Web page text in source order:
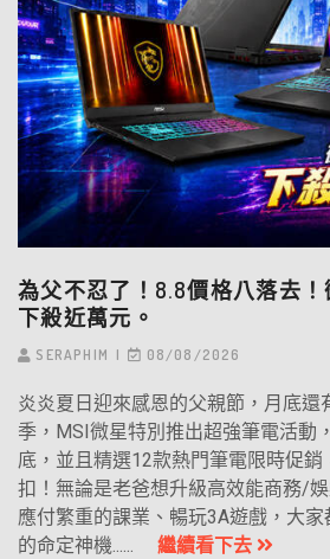
為父不忍了！8.8價格八落去
下殺近萬元。
SERAPHIM 08/08/2026
炎炎夏日迎來感恩的父親節，月底還
季，MSI微星特別推出超強筆電活動
底，並且精選12款熱門筆電限時促
扣！無論是老爸想升級高效能商務/
應付繁重的課業、暢玩3A遊戲，大
的命定神機...... 繼續看下去